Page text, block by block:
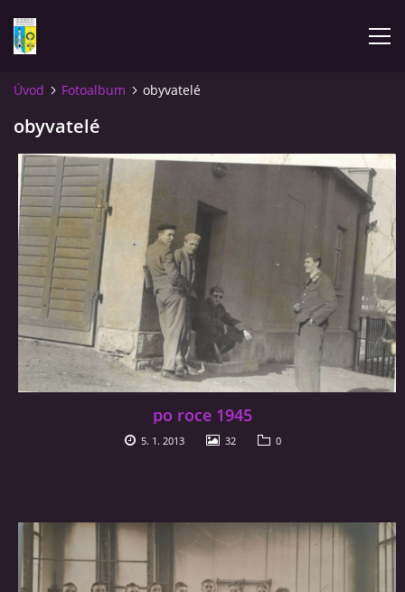
NOVINKY
FOTOALBUM
KOMENTÁŘE
KONTAKT
KNIHA MIKULÁŠOVICE - NIXDORF
© 2026 eStránky.cz RSS
Úvod Fotoalbum obyvatelé
obyvatelé
po roce 1945
5. 1. 2013 32 0